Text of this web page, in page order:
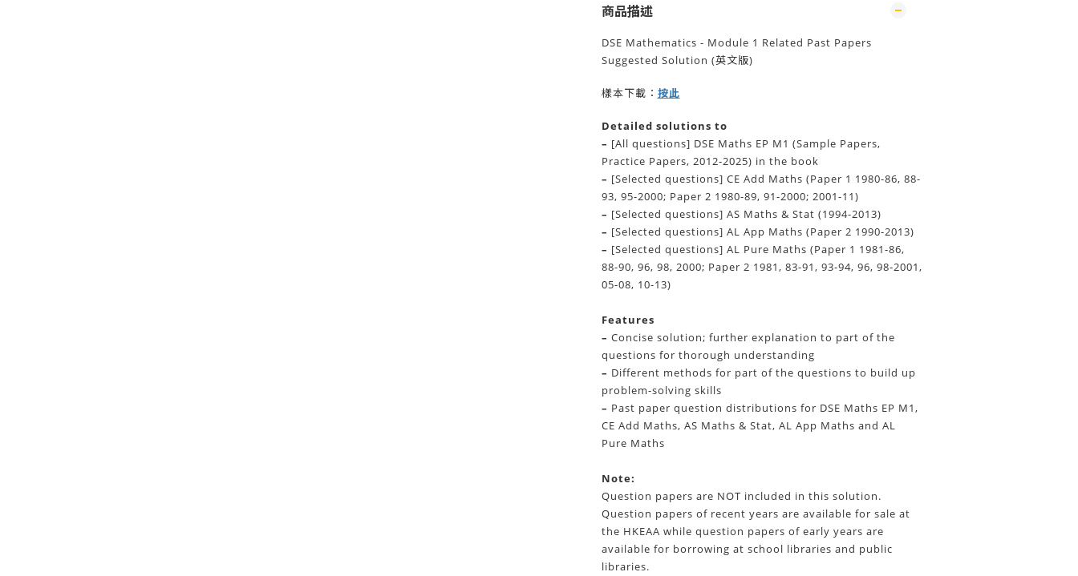
商品描述
DSE Mathematics - Module 1 Related Past Papers
Suggested Solution (英文版)
樣本下載： 按此
Detailed solutions to
– [All questions] DSE Maths EP M1 (Sample Papers,
Practice Papers, 2012-2025) in the book
– [Selected questions] CE Add Maths (Paper 1 1980-86, 88-
93, 95-2000; Paper 2 1980-89, 91-2000; 2001-11)
– [Selected questions] AS Maths & Stat (1994-2013)
– [Selected questions] AL App Maths (Paper 2 1990-2013)
– [Selected questions] AL Pure Maths (Paper 1 1981-86,
88-90, 96, 98, 2000; Paper 2 1981, 83-91, 93-94, 96, 98-2001,
05-08, 10-13)
Features
– Concise solution; further explanation to part of the
questions for thorough understanding
– Different methods for part of the questions to build up
problem-solving skills
– Past paper question distributions for DSE Maths EP M1,
CE Add Maths, AS Maths & Stat, AL App Maths and AL
Pure Maths
Note:
Question papers are NOT included in this solution.
Question papers of recent years are available for sale at
the HKEAA while question papers of early years are
available for borrowing at school libraries and public
libraries.